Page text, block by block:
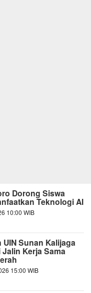
Dorong Siswa
Teknologi AI
10:00 WIB
Sunan Kalijaga
Kerja Sama
15:00 WIB